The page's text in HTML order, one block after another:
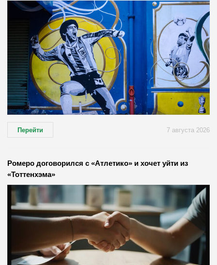
Перейти 7 августа 2026
Ромеро договорился с «Атлетико» и хочет уйти из
«Тоттенхэма»